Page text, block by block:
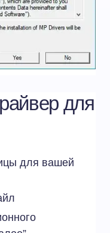
для
для вашей